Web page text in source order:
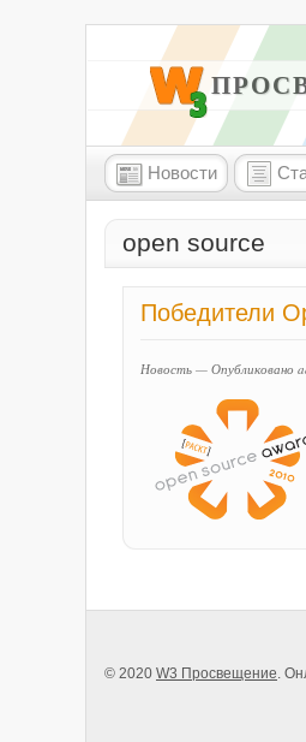
W3
Новости
open source
Победители
Новость — Опубликовано
© 2020 W3 Просвещение.